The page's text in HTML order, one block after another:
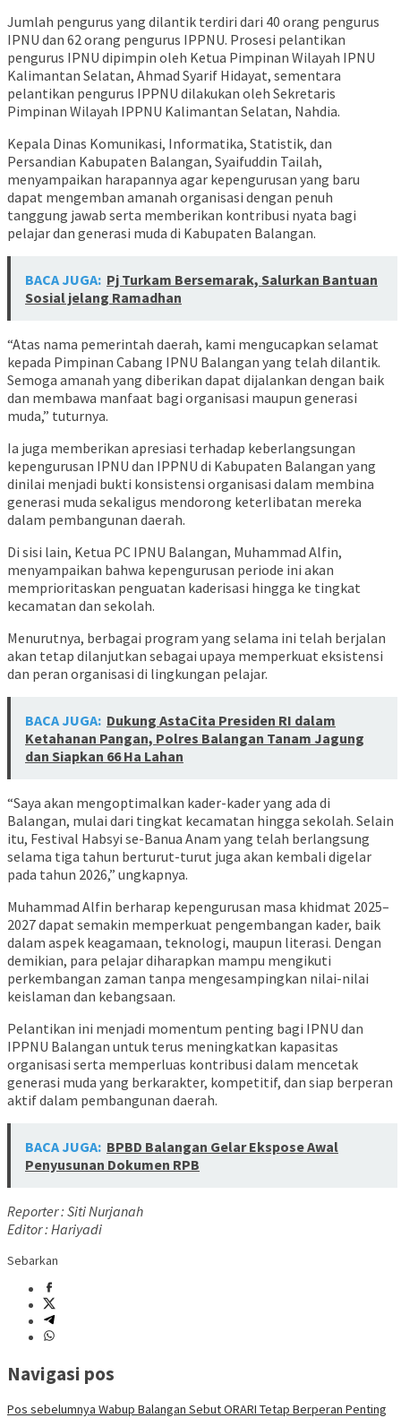
Jumlah pengurus yang dilantik terdiri dari 40 orang pengurus
IPNU dan 62 orang pengurus IPPNU. Prosesi pelantikan
pengurus IPNU dipimpin oleh Ketua Pimpinan Wilayah IPNU
Kalimantan Selatan, Ahmad Syarif Hidayat, sementara
pelantikan pengurus IPPNU dilakukan oleh Sekretaris
Pimpinan Wilayah IPPNU Kalimantan Selatan, Nahdia.
Kepala Dinas Komunikasi, Informatika, Statistik, dan
Persandian Kabupaten Balangan, Syaifuddin Tailah,
menyampaikan harapannya agar kepengurusan yang baru
dapat mengemban amanah organisasi dengan penuh
tanggung jawab serta memberikan kontribusi nyata bagi
pelajar dan generasi muda di Kabupaten Balangan.
BACA JUGA: Pj Turkam Bersemarak, Salurkan Bantuan
Sosial jelang Ramadhan
“Atas nama pemerintah daerah, kami mengucapkan selamat
kepada Pimpinan Cabang IPNU Balangan yang telah dilantik.
Semoga amanah yang diberikan dapat dijalankan dengan baik
dan membawa manfaat bagi organisasi maupun generasi
muda,” tuturnya.
Ia juga memberikan apresiasi terhadap keberlangsungan
kepengurusan IPNU dan IPPNU di Kabupaten Balangan yang
dinilai menjadi bukti konsistensi organisasi dalam membina
generasi muda sekaligus mendorong keterlibatan mereka
dalam pembangunan daerah.
Di sisi lain, Ketua PC IPNU Balangan, Muhammad Alfin,
menyampaikan bahwa kepengurusan periode ini akan
memprioritaskan penguatan kaderisasi hingga ke tingkat
kecamatan dan sekolah.
Menurutnya, berbagai program yang selama ini telah berjalan
akan tetap dilanjutkan sebagai upaya memperkuat eksistensi
dan peran organisasi di lingkungan pelajar.
BACA JUGA: Dukung AstaCita Presiden RI dalam
Ketahanan Pangan, Polres Balangan Tanam Jagung
dan Siapkan 66 Ha Lahan
“Saya akan mengoptimalkan kader-kader yang ada di
Balangan, mulai dari tingkat kecamatan hingga sekolah. Selain
itu, Festival Habsyi se-Banua Anam yang telah berlangsung
selama tiga tahun berturut-turut juga akan kembali digelar
pada tahun 2026,” ungkapnya.
Muhammad Alfin berharap kepengurusan masa khidmat 2025–
2027 dapat semakin memperkuat pengembangan kader, baik
dalam aspek keagamaan, teknologi, maupun literasi. Dengan
demikian, para pelajar diharapkan mampu mengikuti
perkembangan zaman tanpa mengesampingkan nilai-nilai
keislaman dan kebangsaan.
Pelantikan ini menjadi momentum penting bagi IPNU dan
IPPNU Balangan untuk terus meningkatkan kapasitas
organisasi serta memperluas kontribusi dalam mencetak
generasi muda yang berkarakter, kompetitif, dan siap berperan
aktif dalam pembangunan daerah.
BACA JUGA: BPBD Balangan Gelar Ekspose Awal
Penyusunan Dokumen RPB
Reporter : Siti Nurjanah
Editor : Hariyadi
Sebarkan
Navigasi pos
Pos sebelumnya Wabup Balangan Sebut ORARI Tetap Berperan Penting